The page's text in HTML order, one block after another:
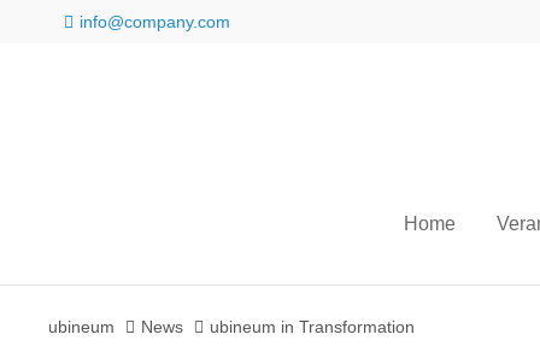
info@company.com
Home
ubineum News ubineum in Transformation